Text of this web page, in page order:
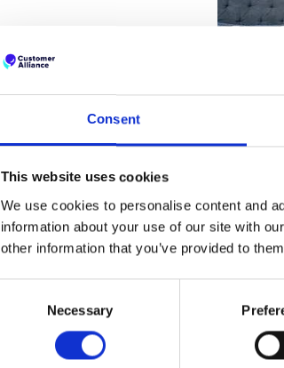
Consent
This website uses cookies
We use cookies to personalise content and
information about your use of our site with
other information that you’ve provided to
Necessary
2013.
una